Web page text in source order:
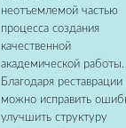
неотъемлемой частью
процесса создания
качественной
академической работы.
Благодаря реставрации
можно исправить
улучшить структуру